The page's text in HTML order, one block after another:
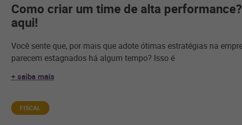
Como criar um time de alta
aqui!
Você sente que, por mais que adote ótimas estratégias na
parecem estagnados há algum tempo? Isso é
+ saiba mais
FISCAL